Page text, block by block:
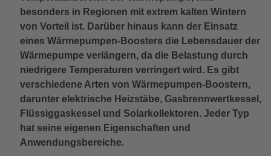
besonders in Regionen mit extrem kalten Wintern
von Vorteil ist. Darüber hinaus kann der Einsatz
eines Wärmepumpen-Boosters die Lebensdauer der
Wärmepumpe verlängern, da die Belastung durch
niedrigere Temperaturen verringert wird. Es gibt
verschiedene Arten von Wärmepumpen-Boostern,
darunter elektrische Heizstäbe, Gasbrennwertkessel,
Flüssiggaskessel und Solarkollektoren. Jeder Typ
hat seine eigenen Eigenschaften und
Anwendungsbereiche.